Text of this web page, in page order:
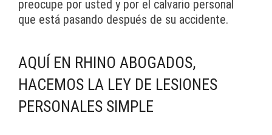
preocupe por usted y por el calvario personal
que está pasando después de su accidente.
AQUÍ EN RHINO ABOGADOS,
HACEMOS LA LEY DE LESIONES
PERSONALES SIMPLE